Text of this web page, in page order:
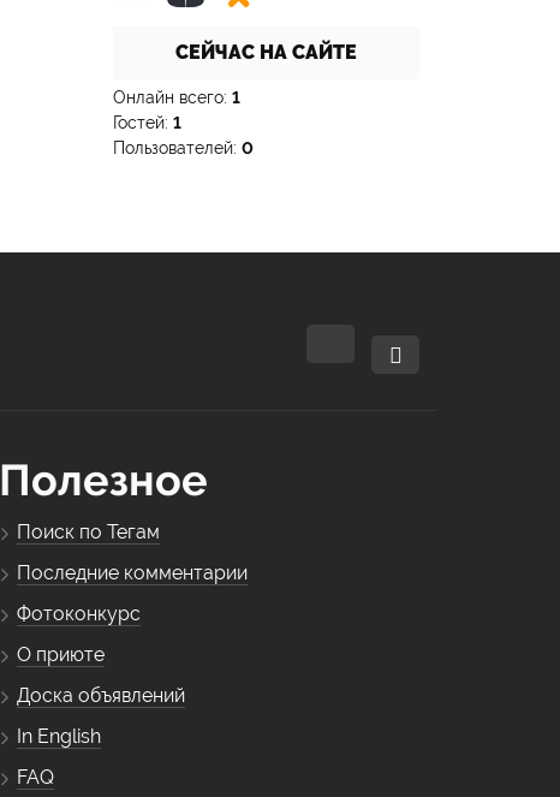
СЕЙЧАС НА САЙТЕ
Онлайн всего: 1
Гостей: 1
Пользователей: 0
Полезное
Поиск по Тегам
Последние комментарии
Фотоконкурс
О приюте
Доска объявлений
In English
FAQ